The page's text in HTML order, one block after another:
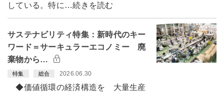
している。特に…続きを読む
サステナビリティ特集：新時代のキー
ワード＝サーキュラーエコノミー 廃
棄物から…
特集 総合 2026.06.30
◆価値循環の経済構造を 大量生産